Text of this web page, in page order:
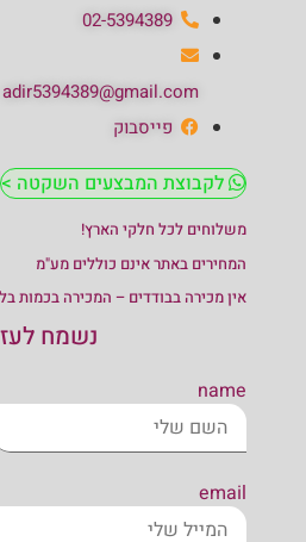
02-5394389
adir5394389@gmail.com
פייסבוק
לקבוצת המבצעים השקטה >
משלוחים לכל חלקי הארץ!
המחירים באתר אינם כוללים מע"מ
אין מכירה בבודדים – המכירה בכמות בלבד!
נשמח לעזור
name
email